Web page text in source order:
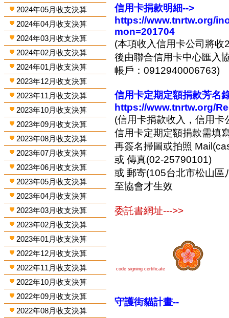
2024年05月收支決算
2024年04月收支決算
2024年03月收支決算
2024年02月收支決算
2024年01月收支決算
2023年12月收支決算
2023年11月收支決算
2023年10月收支決算
2023年09月收支決算
2023年08月收支決算
2023年07月收支決算
2023年06月收支決算
2023年05月收支決算
2023年04月收支決算
2023年03月收支決算
2023年02月收支決算
2023年01月收支決算
2022年12月收支決算
2022年11月收支決算
2022年10月收支決算
2022年09月收支決算
2022年08月收支決算
信用卡捐款明細-->
https://www.tnrtw.org/
mon=201704
(本項收入信用卡公司將
後由聯合信用卡中心匯入
帳戶：0912940006763)
信用卡定期定額捐款芳名
https://www.tnrtw.org/
(信用卡捐款收入，信用
信用卡定期定額捐款需填
再簽名掃圖或拍照
或 傳真(02-25790101)
或 郵寄(105台北市松山
至協會才生效
委託書網址--->>
code signing certificate
守護街貓計畫--